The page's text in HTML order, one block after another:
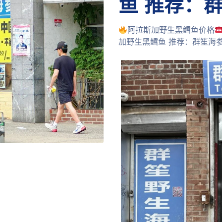
阿拉斯加野生黑鳕鱼价格
加野生黑鳕鱼 推荐：群笙海